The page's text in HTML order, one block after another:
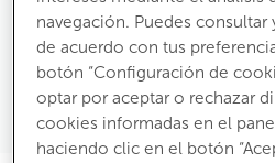
1.682,01m2de terreno
Emisiones:
Propietario:
navegación. Puedes
de acuerdo con tus
botón “Configuración de
optar por aceptar o rechazar
cookies informadas en el
haciendo clic en el botón